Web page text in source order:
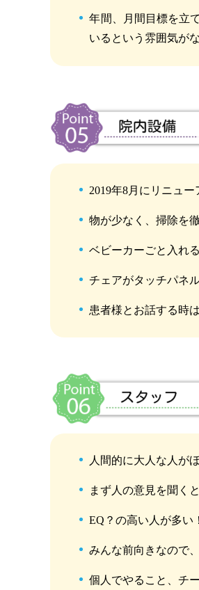
年間、月間目標を立
いるという雰囲気がな
2019年8月にリニュ
物が少なく、掃除を
ベビーカーごと入れ
チェアがタッチパネ
患者様とお話する時
人間的に大人な人が
まず人の意見を聞く
EQ？の高い人が多い！
みんな前向きなので
個人でやること、チ